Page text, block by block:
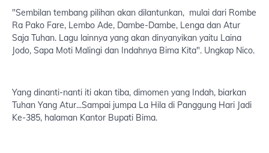
"Sembilan tembang pilihan akan dilantunkan, mulai dari Rombe
Ra Pako Fare, Lembo Ade, Dambe-Dambe, Lenga dan Atur
Saja Tuhan. Lagu lainnya yang akan dinyanyikan yaitu Laina
Jodo, Sapa Moti Malingi dan Indahnya Bima Kita". Ungkap Nico.
Yang dinanti-nanti iti akan tiba, dimomen yang Indah, biarkan
Tuhan Yang Atur...Sampai jumpa La Hila di Panggung Hari Jadi
Ke-385, halaman Kantor Bupati Bima.